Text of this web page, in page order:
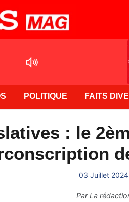
POLITIQUE FAITS
: le
03 Juillet 2024
ParLa